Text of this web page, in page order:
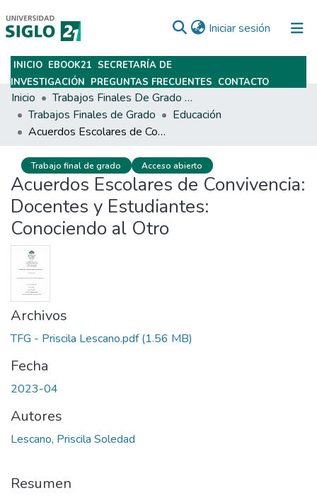
Iniciar sesión (current)
Subir
INICIO EBOOK21 SECRETARÍA DE
INVESTIGACIÓN PREGUNTAS FRECUENTES CONTACTO
Inicio
Trabajos Finales De Grado Y Posgrado
Trabajos Finales de Grado
Educación
Acuerdos Escolares de Convivencia: Docentes y Estudiantes: Conociendo al Otro
Trabajo final de grado Acceso abierto
Acuerdos Escolares de Convivencia:
Docentes y Estudiantes:
Conociendo al Otro
Archivos
TFG - Priscila Lescano.pdf(1.56 MB)
Fecha
2023-04
Autores
Lescano, Priscila Soledad
Resumen